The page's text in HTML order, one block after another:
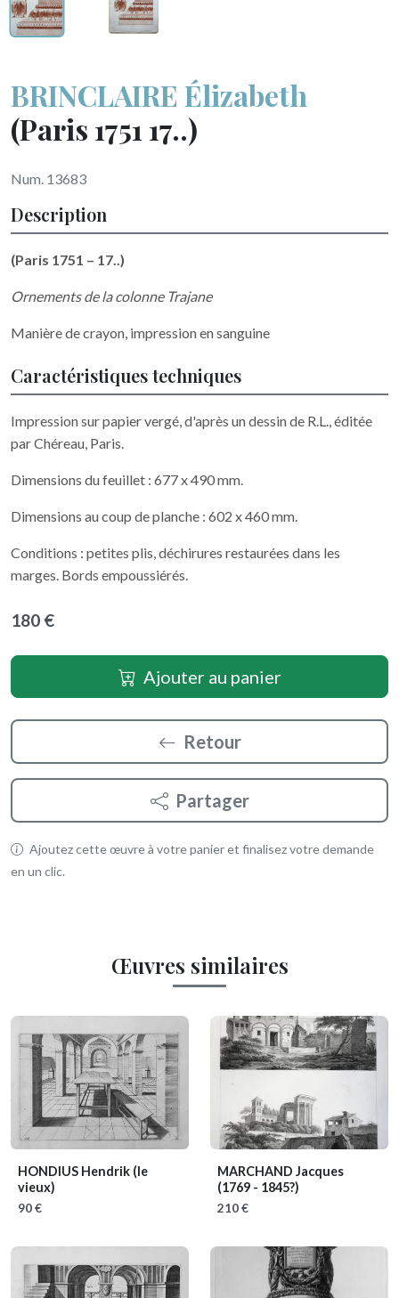
BRINCLAIRE Élizabeth
(Paris 1751 17..)
Num. 13683
Description
(Paris 1751 – 17..)
Ornements de la colonne Trajane
Manière de crayon, impression en sanguine
Caractéristiques techniques
Impression sur papier vergé, d'après un dessin de R.L., éditée
par Chéreau, Paris.
Dimensions du feuillet : 677 x 490 mm.
Dimensions au coup de planche : 602 x 460 mm.
Conditions : petites plis, déchirures restaurées dans les
marges. Bords empoussiérés.
180 €
Ajouter au panier
Retour
Partager
Ajoutez cette œuvre à votre panier et finalisez votre demande
en un clic.
Œuvres similaires
HONDIUS Hendrik (le
vieux)
90 €
MARCHAND Jacques
(1769 - 1845?)
210 €